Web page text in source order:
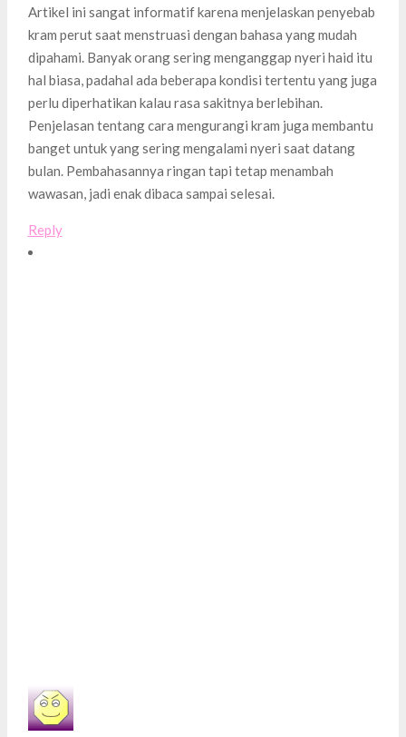
Artikel ini sangat informatif karena menjelaskan penyebab
kram perut saat menstruasi dengan bahasa yang mudah
dipahami. Banyak orang sering menganggap nyeri haid itu
hal biasa, padahal ada beberapa kondisi tertentu yang juga
perlu diperhatikan kalau rasa sakitnya berlebihan.
Penjelasan tentang cara mengurangi kram juga membantu
banget untuk yang sering mengalami nyeri saat datang
bulan. Pembahasannya ringan tapi tetap menambah
wawasan, jadi enak dibaca sampai selesai.
Reply